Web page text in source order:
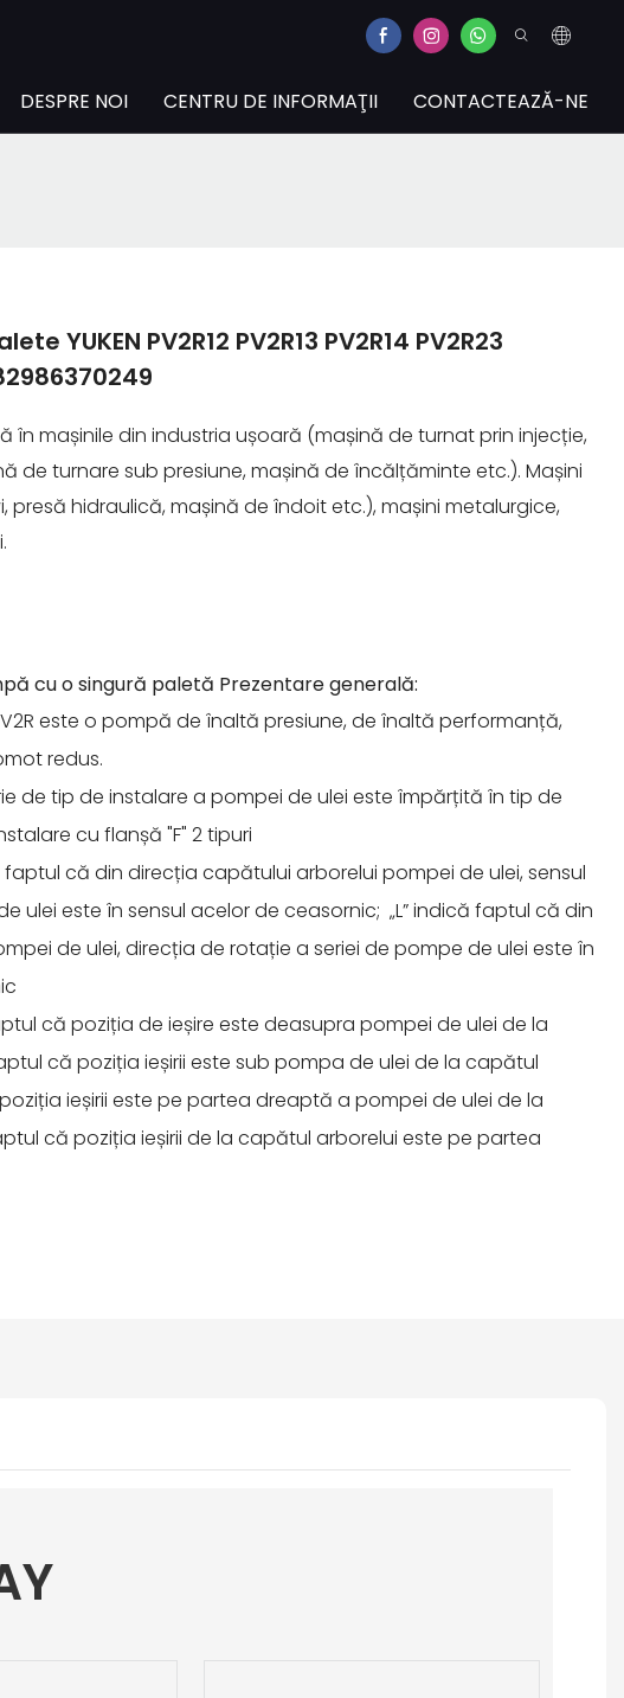
DESPRE NOI CENTRU DE INFORMAŢII CONTACTEAZĂ-NE
YUKEN PV2R12 PV2R13 PV2R14 PV2R23
în mașinile din industria ușoară (mașină de turnat prin injecție,
de turnare sub presiune, mașină de încălțăminte etc.). Mașini
hidraulică, mașină de îndoit etc.), mașini metalurgice,
cu o singură paletă Prezentare generală:
este o pompă de înaltă presiune, de înaltă performanță,
redus.
de tip de instalare a pompei de ulei este împărțită în tip de
cu flanșă "F" 2 tipuri
faptul că din direcția capătului arborelui pompei de ulei, sensul
ulei este în sensul acelor de ceasornic; „L” indică faptul că din
de ulei, direcția de rotație a seriei de pompe de ulei este în
că poziția de ieșire este deasupra pompei de ulei de la
că poziția ieșirii este sub pompa de ulei de la capătul
ieșirii este pe partea dreaptă a pompei de ulei de la
că poziția ieșirii de la capătul arborelui este pe partea